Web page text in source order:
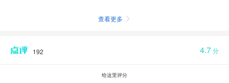
查看更多 
192 4.7分
给这里评分